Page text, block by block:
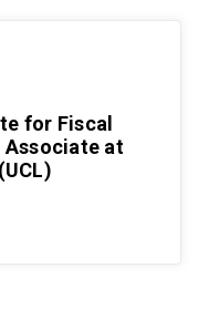
for Fiscal
Associate at